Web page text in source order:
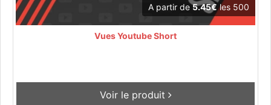
A partir de5.45€les 500
Vues Youtube Short
Voir le produit